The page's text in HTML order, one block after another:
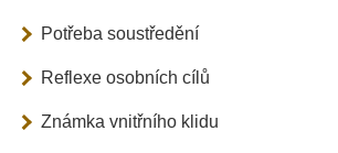
Potřeba soustředění
Reflexe osobních cílů
Známka vnitřního klidu